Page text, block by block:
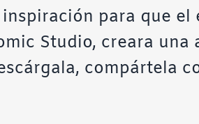
para que el
Studio, creara
compártela